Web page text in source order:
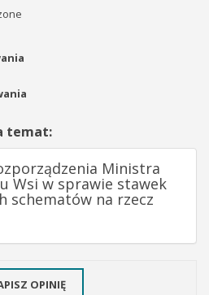
temat:
Ministra
Wsi w sprawie stawek
schematów na rzecz
OPINIĘ